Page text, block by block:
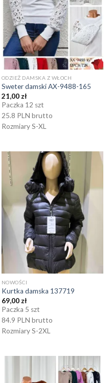
ODZIEŻ DAMSKA Z WŁOCH
Sweter damski AX-9488-165
21,00 zł
Paczka 12 szt
25.8 PLN brutto
Rozmiary S-XL
NOWOŚCI
Kurtka damska 137719
69,00 zł
Paczka 5 szt
84.9 PLN brutto
Rozmiary S-2XL